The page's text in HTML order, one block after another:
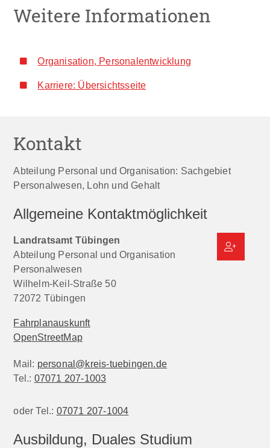
Weitere Informationen
Organisation, Personalentwicklung
Karriere: Übersichtsseite
Kontakt
Abteilung Personal und Organisation: Sachgebiet
Personalwesen, Lohn und Gehalt
Allgemeine Kontaktmöglichkeit
Landratsamt Tübingen
Abteilung Personal und Organisation
Personalwesen
Wilhelm-Keil-Straße 50
72072 Tübingen
Fahrplanauskunft
OpenStreetMap
Mail: personal@kreis-tuebingen.de
Tel.: 07071 207-1003
oder Tel.: 07071 207-1004
Ausbildung, Duales Studium